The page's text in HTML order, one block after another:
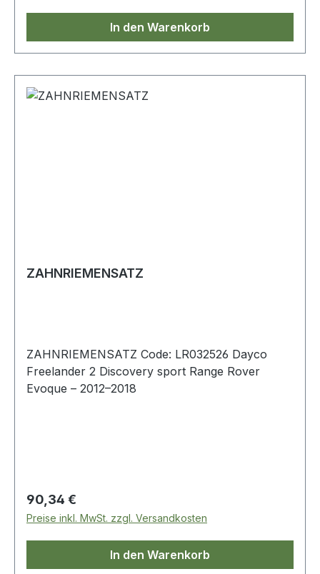
In den Warenkorb
ZAHNRIEMENSATZ
ZAHNRIEMENSATZ Code: LR032526 Dayco
Freelander 2 Discovery sport Range Rover
Evoque – 2012–2018
Regulärer Preis:
90,34 €
Preise inkl. MwSt. zzgl. Versandkosten
In den Warenkorb